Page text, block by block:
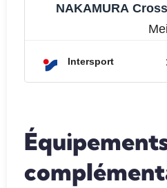
NAKAMURA
Intersport